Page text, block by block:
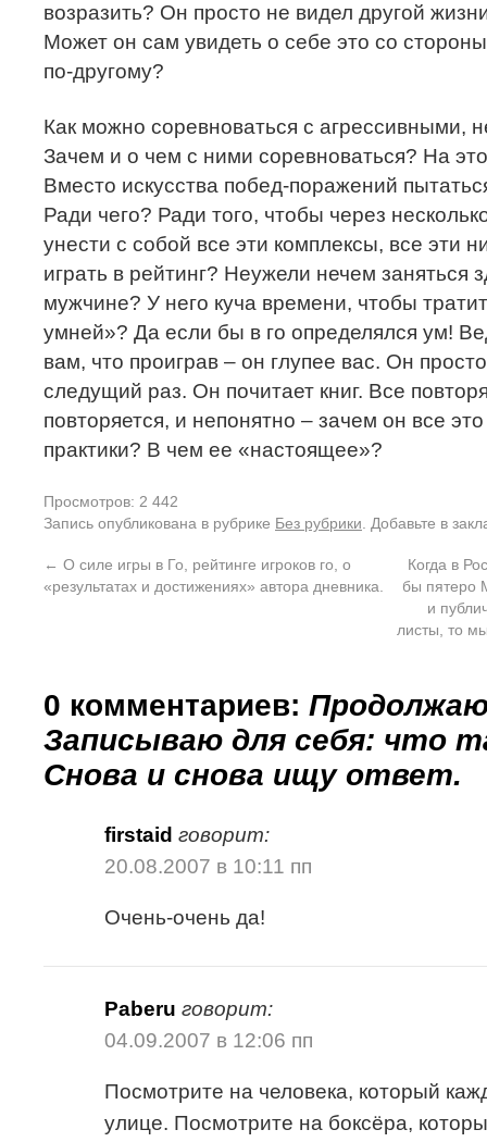
возразить? Он просто не видел другой
Может он сам увидеть о себе это со
по-другому?
Как можно соревноваться с агрессивными,
Зачем и о чем с ними соревноваться? На
Вместо искусства побед-поражений
Ради чего? Ради того, чтобы через
унести с собой все эти комплексы, все эти
играть в рейтинг? Неужели нечем заняться
мужчине? У него куча времени, чтобы
умней»? Да если бы в го определялся ум!
вам, что проиграв – он глупее вас. Он
следущий раз. Он почитает книг. Все
повторяется, и непонятно – зачем он все
практики? В чем ее «настоящее»?
Просмотров: 2 442
Запись опубликована в рубрике Без рубрики . Добавьте в
← О силе игры в Го, рейтинге игроков го, о
«результатах и достижениях» автора дневника.
Когда в
бы пятеро
и
листы, то
0 комментариев:
Записываю для себя: что
Снова и снова ищу ответ.
firstaid говорит:
20.08.2007 в 10:11 пп
Очень-очень да!
Paberu говорит:
04.09.2007 в 12:06 пп
Посмотрите на человека, который
улице. Посмотрите на боксёра,